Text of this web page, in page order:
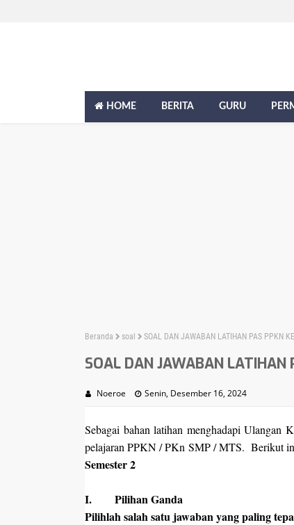
HOME BERITA GURU
Beranda soal SOAL DAN JAWABAN LATIHAN PAS PPKN
SOAL DAN JAWABAN LATIHAN
Noeroe Senin, Desember 16, 2024
Sebagai bahan latihan menghadapi Ulangan
pelajaran PPKN / PKn SMP / MTS. Berikut
Semester 2
I. Pilihan Ganda
Pilihlah salah satu jawaban yang paling